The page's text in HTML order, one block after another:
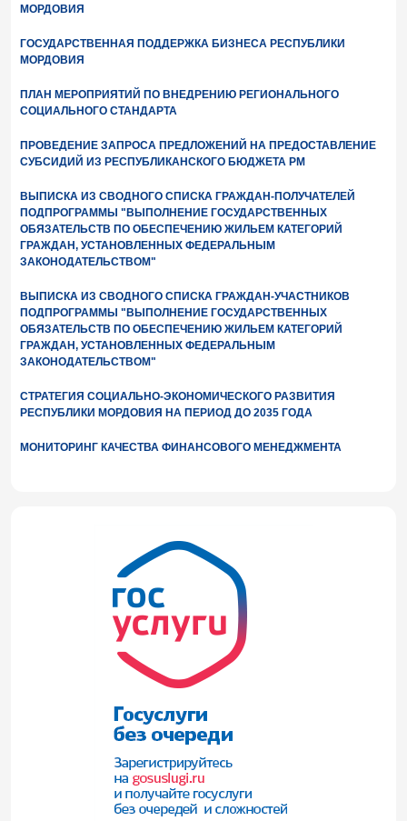
МОРДОВИЯ
ГОСУДАРСТВЕННАЯ ПОДДЕРЖКА БИЗНЕСА РЕСПУБЛИКИ
МОРДОВИЯ
ПЛАН МЕРОПРИЯТИЙ ПО ВНЕДРЕНИЮ РЕГИОНАЛЬНОГО
СОЦИАЛЬНОГО СТАНДАРТА
ПРОВЕДЕНИЕ ЗАПРОСА ПРЕДЛОЖЕНИЙ НА ПРЕДОСТАВЛЕНИЕ
СУБСИДИЙ ИЗ РЕСПУБЛИКАНСКОГО БЮДЖЕТА РМ
ВЫПИСКА ИЗ СВОДНОГО СПИСКА ГРАЖДАН-ПОЛУЧАТЕЛЕЙ
ПОДПРОГРАММЫ "ВЫПОЛНЕНИЕ ГОСУДАРСТВЕННЫХ
ОБЯЗАТЕЛЬСТВ ПО ОБЕСПЕЧЕНИЮ ЖИЛЬЕМ КАТЕГОРИЙ
ГРАЖДАН, УСТАНОВЛЕННЫХ ФЕДЕРАЛЬНЫМ
ЗАКОНОДАТЕЛЬСТВОМ"
ВЫПИСКА ИЗ СВОДНОГО СПИСКА ГРАЖДАН-УЧАСТНИКОВ
ПОДПРОГРАММЫ "ВЫПОЛНЕНИЕ ГОСУДАРСТВЕННЫХ
ОБЯЗАТЕЛЬСТВ ПО ОБЕСПЕЧЕНИЮ ЖИЛЬЕМ КАТЕГОРИЙ
ГРАЖДАН, УСТАНОВЛЕННЫХ ФЕДЕРАЛЬНЫМ
ЗАКОНОДАТЕЛЬСТВОМ"
СТРАТЕГИЯ СОЦИАЛЬНО-ЭКОНОМИЧЕСКОГО РАЗВИТИЯ
РЕСПУБЛИКИ МОРДОВИЯ НА ПЕРИОД ДО 2035 ГОДА
МОНИТОРИНГ КАЧЕСТВА ФИНАНСОВОГО МЕНЕДЖМЕНТА